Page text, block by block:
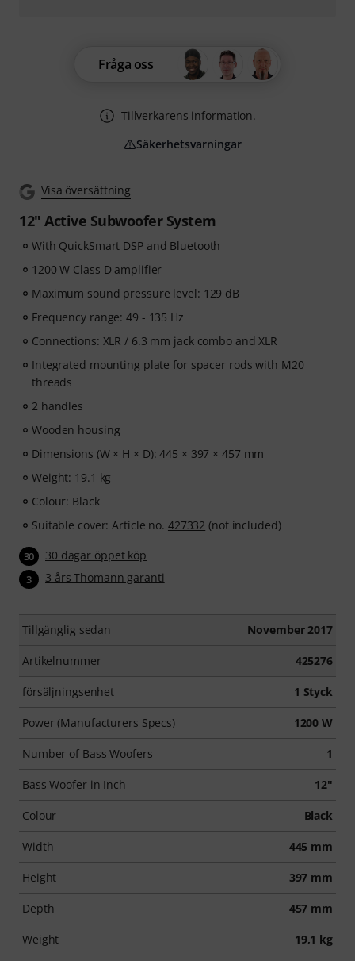
Visa översättning
12" Active Subwoofer System
With QuickSmart DSP and Bluetooth
1200 W Class D amplifier
Maximum sound pressure level: 129 dB
Frequency range: 49 - 135 Hz
Connections: XLR / 6.3 mm jack combo and XLR
Integrated mounting plate for spacer rods with M20
threads
2 handles
Wooden housing
Dimensions (W × H × D): 445 × 397 × 457 mm
Weight: 19.1 kg
Colour: Black
Suitable cover: Article no. 427332 (not included)
30 30 dagar öppet köp
3 3 års Thomann garanti
Tillgänglig sedan November 2017
Artikelnummer 425276
försäljningsenhet 1 Styck
Power (Manufacturers Specs) 1200 W
Number of Bass Woofers 1
Bass Woofer in Inch 12"
Colour Black
Width 445 mm
Height 397 mm
Depth 457 mm
Weight 19,1 kg
Fråga oss
Tillverkarens information.
Säkerhetsvarningar